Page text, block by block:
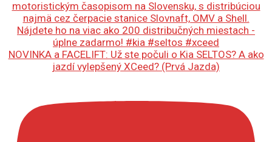
NOVINKA a FACELIFT: Už ste počuli o Kia SELTOS? A ako
jazdí vylepšený XCeed? (Prvá Jazda)